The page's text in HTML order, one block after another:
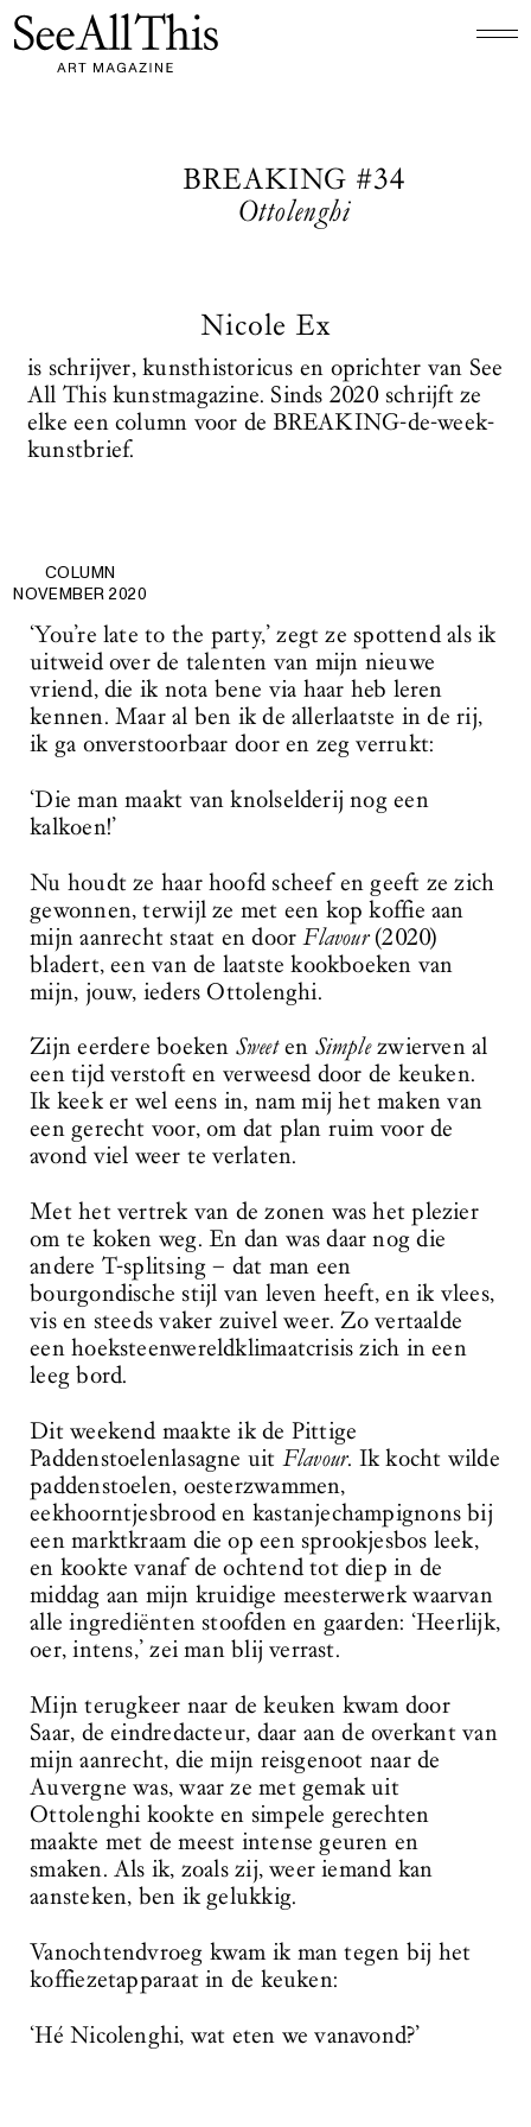
Logo See All This, linkt naar de homepage
BREAKING #34
Ottolenghi
Nicole Ex
is schrijver, kunsthistoricus en oprichter van See
All This kunstmagazine. Sinds 2020 schrijft ze
elke een column voor de BREAKING-de-week-
kunstbrief.
COLUMN
NOVEMBER 2020
‘You’re late to the party,’ zegt ze spottend als ik
uitweid over de talenten van mijn nieuwe
vriend, die ik nota bene via haar heb leren
kennen. Maar al ben ik de allerlaatste in de rij,
ik ga onverstoorbaar door en zeg verrukt:
‘Die man maakt van knolselderij nog een
kalkoen!’
Nu houdt ze haar hoofd scheef en geeft ze zich
gewonnen, terwijl ze met een kop koffie aan
mijn aanrecht staat en doorFlavour(2020)
bladert, een van de laatste kookboeken van
mijn, jouw, ieders Ottolenghi.
Zijn eerdere boeken Sweeten Simplezwierven al
een tijd verstoft en verweesd door de keuken.
Ik keek er wel eens in, nam mij het maken van
een gerecht voor, om dat plan ruim voor de
avond viel weer te verlaten.
Met het vertrek van de zonen was het plezier
om te koken weg. En dan was daar nog die
andere T-splitsing – dat man een
bourgondische stijl van leven heeft, en ik vlees,
vis en steeds vaker zuivel weer. Zo vertaalde
een hoeksteenwereld­klimaatcrisis zich in een
leeg bord.
Dit weekend maakte ik de Pittige
Paddenstoelenlasagne uit Flavour. Ik kocht wilde
paddenstoelen, oesterzwammen,
eekhoorntjesbrood en kastanjechampignons bij
een marktkraam die op een sprookjesbos leek,
en kookte vanaf de ochtend tot diep in de
middag aan mijn kruidige meesterwerk waarvan
alle ingrediënten stoofden en gaarden: ‘Heerlijk,
oer, intens,’ zei man blij verrast.
Mijn terugkeer naar de keuken kwam door
Saar, de eindredacteur, daar aan de overkant van
mijn aanrecht, die mijn reisgenoot naar de
Auvergne was, waar ze met gemak uit
Ottolenghi kookte en simpele gerechten
maakte met de meest intense geuren en
smaken. Als ik, zoals zij, weer iemand kan
aansteken, ben ik gelukkig.
Vanochtendvroeg kwam ik man tegen bij het
koffiezetapparaat in de keuken:
‘Hé Nicolenghi, wat eten we vanavond?’